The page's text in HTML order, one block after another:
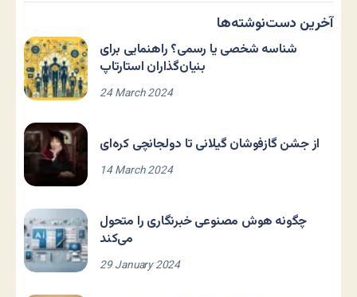
آخرین دست‌نوشته‌ها
شناسه شخصی یا رسمی؟ راهنمایی برای
بنیان‌گذاران استارتاپ
24 March 2024
از جشن گازفوشان گیلانی تا دولجانچی کره‌ای
14 March 2024
چگونه هوش مصنوعی خبرنگاری را متحول
می‌کند
29 January 2024